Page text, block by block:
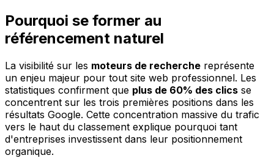
Pourquoi se former au
référencement naturel
La visibilité sur les moteurs de recherche représente
un enjeu majeur pour tout site web professionnel. Les
statistiques confirment que plus de 60% des clics se
concentrent sur les trois premières positions dans les
résultats Google. Cette concentration massive du trafic
vers le haut du classement explique pourquoi tant
d'entreprises investissent dans leur positionnement
organique.